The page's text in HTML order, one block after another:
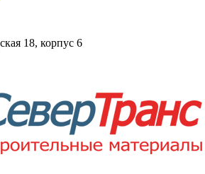
18, корпус 6